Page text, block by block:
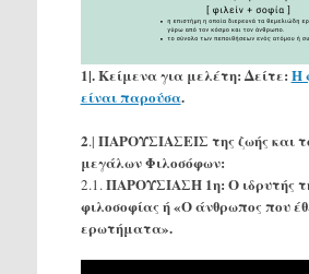
1|.Κείμενα για μελέτη: Δείτε: Η
είναι παρούσα.
2.| ΠΑΡΟΥΣΙΑΣΕΙΣ της ζωής και
μεγάλων Φιλοσόφων:
2.1.ΠΑΡΟΥΣΙΑΣΗ 1η: Ο ιδρυτής
φιλοσοφίας ή «Ο άνθρωπος που
ερωτήματα».